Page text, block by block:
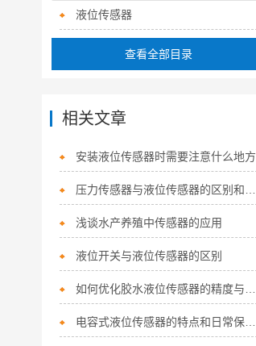
液位传感器
查看全部目录
相关文章
安装液位传感器时需要注意什么地方
浅谈水产养殖中传感器的应用
液位开关与液位传感器的区别
电容式液位传感器的特点和日常保养注意点